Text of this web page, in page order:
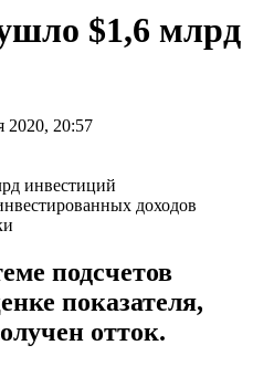
$1,6 млрд
2020, 20:57
доходов
подсчетов
показателя,
отток.